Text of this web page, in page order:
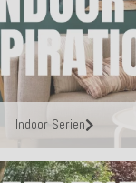
Indoor Serien